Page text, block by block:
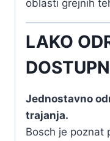
oblasti grejnih
LAKO
Jednostavno
trajanja.
Bosch je poznat